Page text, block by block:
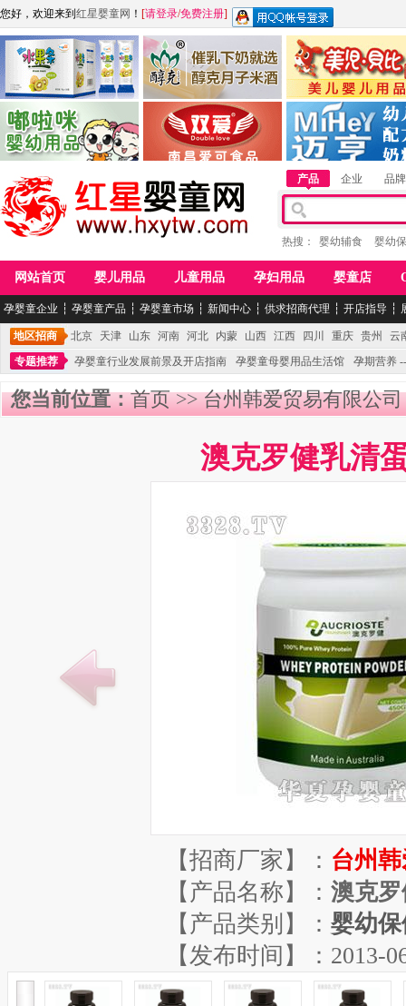
您好，欢迎来到 红星婴童网 ！ [请登录/免费注册]
江西麦嘟嘟食品有限公司
青岛嘟啦咪婴幼儿用品公司
江西醇之客月子米酒 惠州市美儿婴儿用品
湖南迈亨母婴用品有限
产品 企业 品牌
热搜： 婴幼辅食 婴幼
网站首页 婴儿用品 儿童用品 孕妇用品 婴童店
孕婴童企业 ┆ 孕婴童产品 ┆ 孕婴童市场 ┆ 新闻中心 ┆ 供求招商代理 ┆ 开店指导 ┆
地区招商 北京 天津 山东 河南 河北 内蒙 山西 江西 四川 重庆 贵州
云
专题推荐
孕婴童行业发展前景及开店指南 孕婴童母婴用品生活馆 孕期营养
您当前位置：首页>>台州韩爱贸易有限公司
澳克罗健乳清
【招商厂家】： 台州
【产品名称】： 澳克
【产品类别】： 婴幼
【发布时间】：2013-